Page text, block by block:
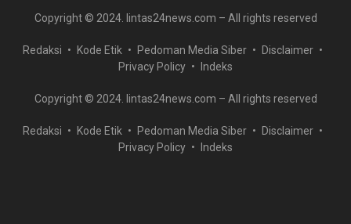
Copyright © 2024. lintas24news.com – All rights reserved
Redaksi Kode Etik Pedoman Media Siber
Disclaimer
Privacy Policy
Indeks
Copyright © 2024. lintas24news.com – All rights reserved
Redaksi Kode Etik Pedoman Media Siber
Disclaimer
Privacy Policy
Indeks